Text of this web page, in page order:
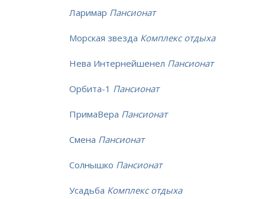
Ларимар Пансионат
Морская звезда Комплекс отдыха
Нева Интернейшенел Пансионат
Орбита-1 Пансионат
ПримаВера Пансионат
Смена Пансионат
Солнышко Пансионат
Усадьба Комплекс отдыха